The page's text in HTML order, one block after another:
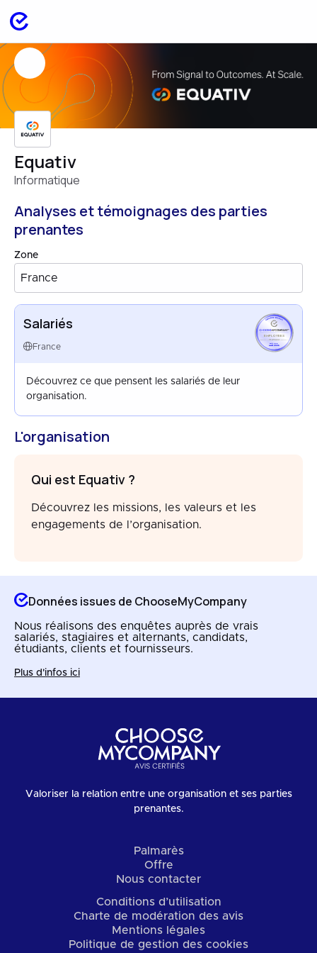
Equativ
Informatique
Analyses et témoignages des parties
prenantes
Zone
France
Salariés
France
EMPLOYEES
FRANCE
MAR 2026
Découvrez ce que pensent les salariés de leur
organisation.
L'organisation
Qui est Equativ ?
Découvrez les missions, les valeurs et les
engagements de l’organisation.
Données issues de ChooseMyCompany
Nous réalisons des enquêtes auprès de vrais
salariés, stagiaires et alternants, candidats,
étudiants, clients et fournisseurs.
Plus d'infos ici
Valoriser la relation entre une organisation et ses parties
prenantes.
Palmarès
Offre
Nous contacter
Conditions d’utilisation
Charte de modération des avis
Mentions légales
Politique de gestion des cookies